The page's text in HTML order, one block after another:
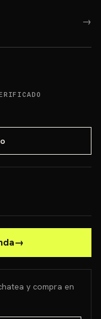
→
→
y compra en